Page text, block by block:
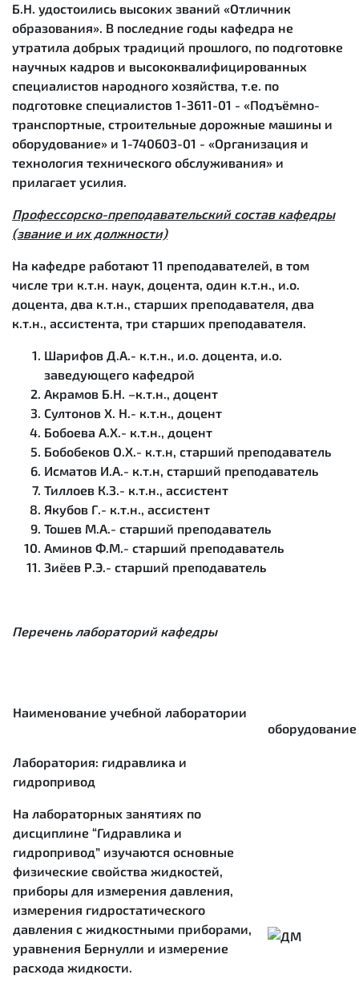
Б.Н. удостоились высоких званий «Отличник
образования». В последние годы кафедра не
утратила добрых традиций прошлого, по подготовке
научных кадров и высококвалифицированных
специалистов народного хозяйства, т.е. по
подготовке специалистов 1-3611-01 - «Подъёмно-
транспортные, строительные дорожные машины и
оборудование» и 1-740603-01 - «Организация и
технология технического обслуживания» и
прилагает усилия.
Профессорско-преподавательский состав кафедры
(звание и их должности)
На кафедре работают 11 преподавателей, в том
числе три к.т.н. наук, доцента, один к.т.н., и.о.
доцента, два к.т.н., старших преподавателя, два
к.т.н., ассистента, три старших преподавателя.
Шарифов Д.А.- к.т.н., и.о. доцента, и.о.
заведующего кафедрой
Акрамов Б.Н. –к.т.н., доцент
Султонов Х. Н.- к.т.н., доцент
Бобоева А.Х.- к.т.н., доцент
Бобобеков О.Х.- к.т.н, старший преподаватель
Исматов И.А.- к.т.н, старший преподаватель
Тиллоев К.З.- к.т.н., ассистент
Якубов Г.- к.т.н., ассистент
Тошев М.А.- старший преподаватель
Аминов Ф.М.- старший преподаватель
Зиёев Р.Э.- старший преподаватель
Перечень лабораторий кафедры
Наименование учебной лаборатории
оборудование
Лаборатория: гидравлика и
гидропривод
На лабораторных занятиях по
дисциплине “Гидравлика и
гидропривод” изучаются основные
физические свойства жидкостей,
приборы для измерения давления,
измерения гидростатического
давления с жидкостными приборами,
уравнения Бернулли и измерение
расхода жидкости.